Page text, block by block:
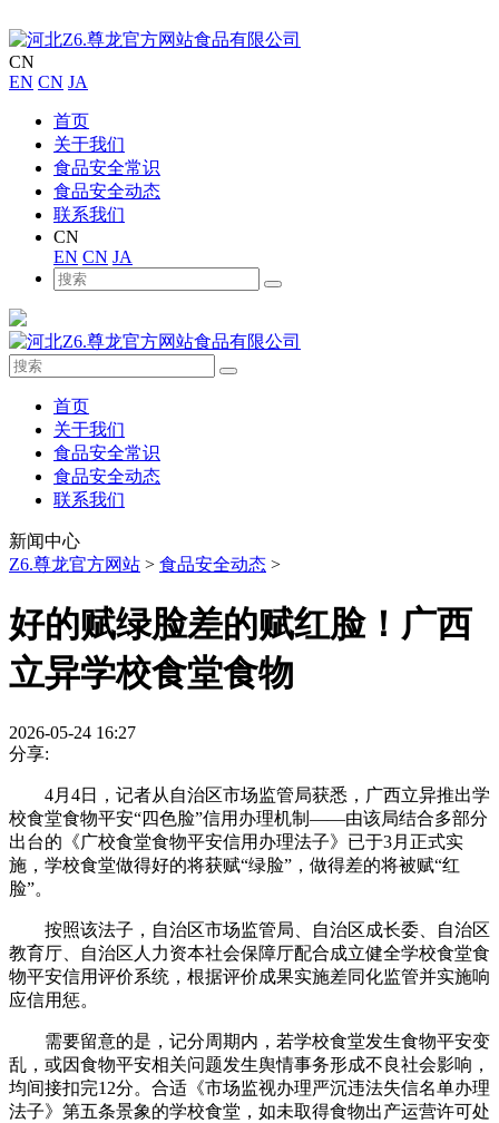
CN
EN CN JA
首页
关于我们
食品安全常识
食品安全动态
联系我们
CN
EN CN JA
首页
关于我们
食品安全常识
食品安全动态
联系我们
新闻中心
Z6.尊龙官方网站 > 食品安全动态 >
好的赋绿脸差的赋红脸！广西
立异学校食堂食物
2026-05-24 16:27
分享:
4月4日，记者从自治区市场监管局获悉，广西立异推出学
校食堂食物平安“四色脸”信用办理机制——由该局结合多部分
出台的《广校食堂食物平安信用办理法子》已于3月正式实
施，学校食堂做得好的将获赋“绿脸”，做得差的将被赋“红
脸”。
按照该法子，自治区市场监管局、自治区成长委、自治区
教育厅、自治区人力资本社会保障厅配合成立健全学校食堂食
物平安信用评价系统，根据评价成果实施差同化监管并实施响
应信用惩。
需要留意的是，记分周期内，若学校食堂发生食物平安变
乱，或因食物平安相关问题发生舆情事务形成不良社会影响，
均间接扣完12分。合适《市场监视办理严沉违法失信名单办理
法子》第五条景象的学校食堂，如未取得食物出产运营许可处